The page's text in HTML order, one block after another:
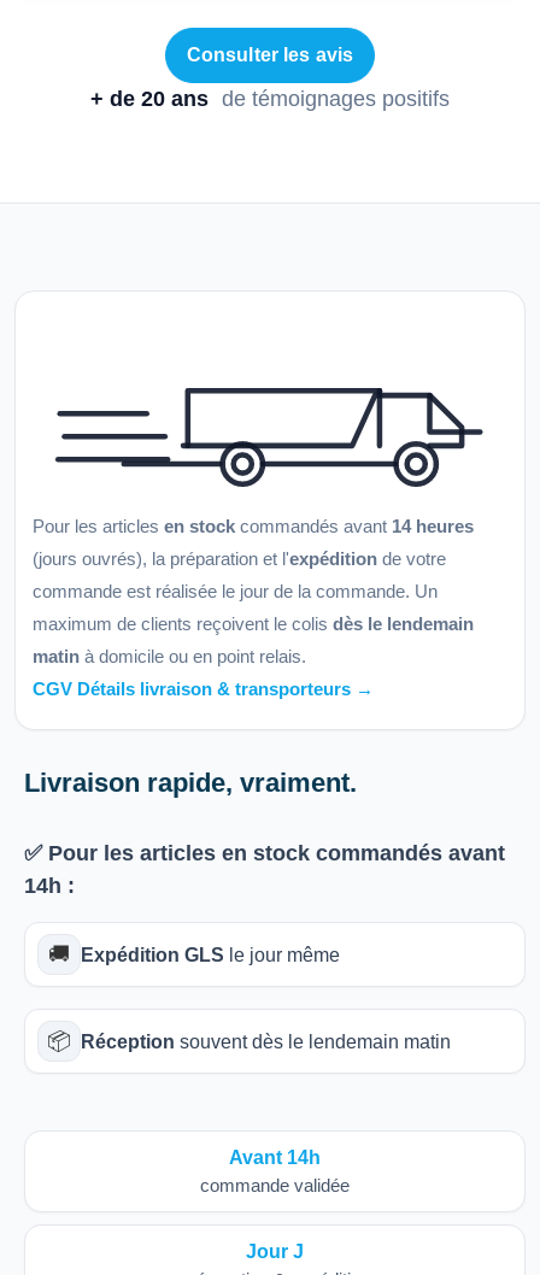
Consulter les avis
+ de 20 ans de témoignages positifs
Pour les articles en stock commandés avant 14 heures
(jours ouvrés), la préparation et l'expédition de votre
commande est réalisée le jour de la commande. Un
maximum de clients reçoivent le colis dès le lendemain
matin à domicile ou en point relais.
CGV Détails livraison & transporteurs →
Livraison rapide, vraiment.
✅ Pour les articles en stock commandés avant
14h :
🚚 Expédition GLS le jour même
📦 Réception souvent dès le lendemain matin
Avant 14h
commande validée
Jour J